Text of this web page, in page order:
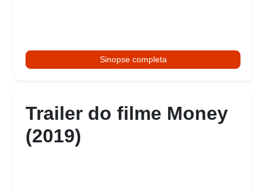
Sinopse completa
Trailer do filme Money
(2019)